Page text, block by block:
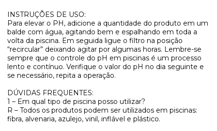
INSTRUÇÕES DE USO:
Para elevar o PH, adicione a quantidade do produto em um
balde com água, agitando bem e espalhando em toda a
volta da piscina. Em seguida ligue o filtro na posição
“recircular” deixando agitar por algumas horas. Lembre-se
sempre que o controle do pH em piscinas é um processo
lento e contínuo. Verifique o valor do pH no dia seguinte e
se necessário, repita a operação.
DÚVIDAS FREQUENTES:
1 – Em qual tipo de piscina posso utilizar?
R – Todos os produtos podem ser utilizados em piscinas:
fibra, alvenaria, azulejo, vinil, inflável e plástico.